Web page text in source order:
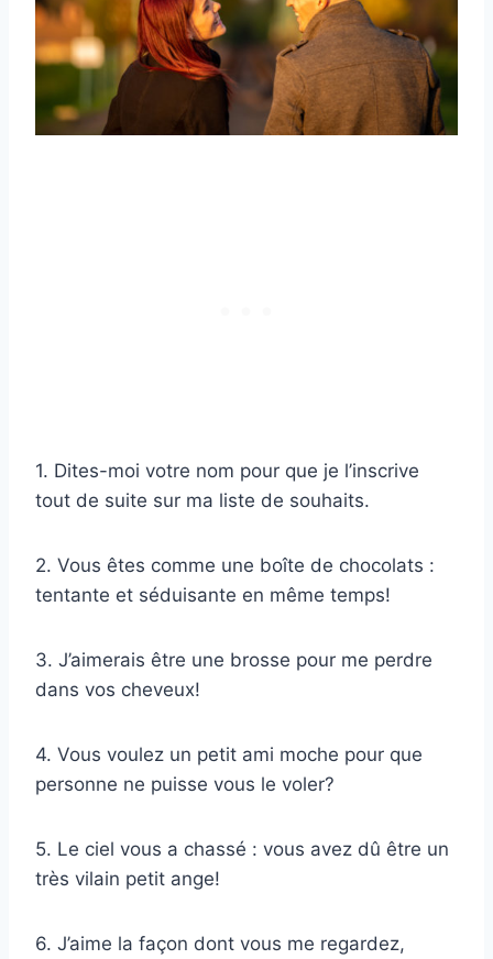
1. Dites-moi votre nom pour que je l’inscrive
tout de suite sur ma liste de souhaits.
2. Vous êtes comme une boîte de chocolats :
tentante et séduisante en même temps!
3. J’aimerais être une brosse pour me perdre
dans vos cheveux!
4. Vous voulez un petit ami moche pour que
personne ne puisse vous le voler?
5. Le ciel vous a chassé : vous avez dû être un
très vilain petit ange!
6. J’aime la façon dont vous me regardez,